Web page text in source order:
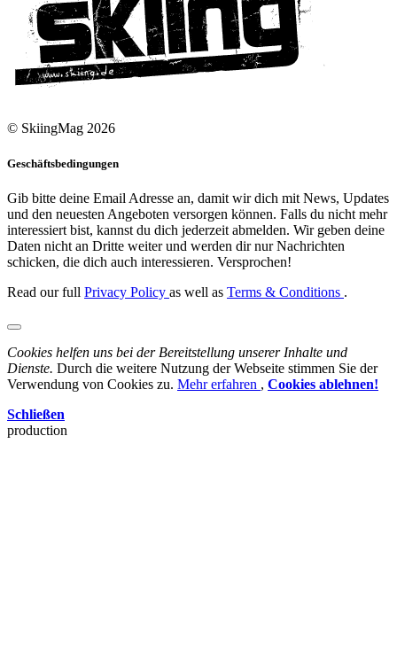
© SkiingMag 2026
Geschäftsbedingungen
Gib bitte deine Email Adresse an, damit wir dich mit News, Updates
und den neuesten Angeboten versorgen können. Falls du nicht mehr
interessiert bist, kannst du dich jederzeit abmelden. Wir geben deine
Daten nicht an Dritte weiter und werden dir nur Nachrichten
schicken, die dich auch interessieren. Versprochen!
Read our full Privacy Policy as well as Terms & Conditions .
Cookies helfen uns bei der Bereitstellung unserer Inhalte und
Dienste. Durch die weitere Nutzung der Webseite stimmen Sie der
Verwendung von Cookies zu. Mehr erfahren , Cookies ablehnen!
Schließen
production